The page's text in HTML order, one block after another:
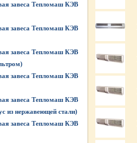
завеса Тепломаш КЭВ
завеса Тепломаш КЭВ
завеса Тепломаш КЭВ
завеса Тепломаш КЭВ
завеса Тепломаш КЭВ
из нержавеющей стали)
завеса Тепломаш КЭВ